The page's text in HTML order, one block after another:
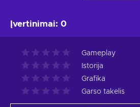
Įvertinimai: 0
Gameplay
Istorija
Grafika
Garso takelis